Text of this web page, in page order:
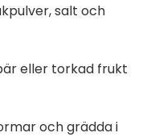
salt och
eller torkad frukt
och grädda i